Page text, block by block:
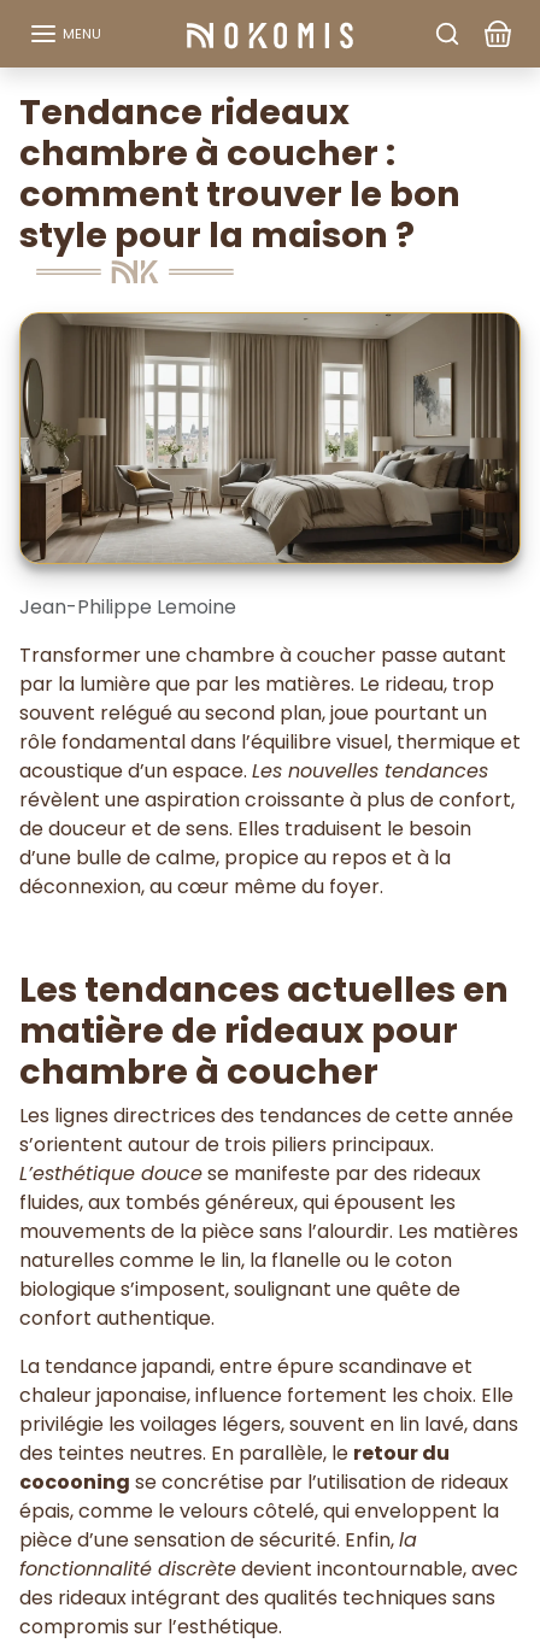
MENU
Tendance rideaux
chambre à coucher :
comment trouver le bon
style pour la maison ?
Jean-Philippe Lemoine
Transformer une chambre à coucher passe autant
par la lumière que par les matières. Le rideau, trop
souvent relégué au second plan, joue pourtant un
rôle fondamental dans l’équilibre visuel, thermique et
acoustique d’un espace. Les nouvelles tendances
révèlent une aspiration croissante à plus de confort,
de douceur et de sens. Elles traduisent le besoin
d’une bulle de calme, propice au repos et à la
déconnexion, au cœur même du foyer.
Les tendances actuelles en
matière de rideaux pour
chambre à coucher
Les lignes directrices des tendances de cette année
s’orientent autour de trois piliers principaux.
L’esthétique doucese manifeste par des rideaux
fluides, aux tombés généreux, qui épousent les
mouvements de la pièce sans l’alourdir. Les matières
naturelles comme le lin, la flanelle ou le coton
biologique s’imposent, soulignant une quête de
confort authentique.
La tendance japandi, entre épure scandinave et
chaleur japonaise, influence fortement les choix. Elle
privilégie les voilages légers, souvent en lin lavé, dans
des teintes neutres. En parallèle, le retour du
cocooning se concrétise par l’utilisation de rideaux
épais, comme le velours côtelé, qui enveloppent la
pièce d’une sensation de sécurité. Enfin,la
fonctionnalité discrètedevient incontournable, avec
des rideaux intégrant des qualités techniques sans
compromis sur l’esthétique.